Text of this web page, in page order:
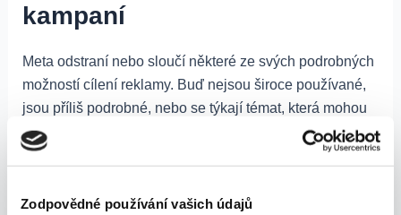
Zodpovědné používání vašich údajů
kampaní
Meta odstraní nebo sloučí některé ze svých podrobných
možností cílení reklamy. Buď nejsou široce používané,
jsou příliš podrobné, nebo se týkají témat, která mohou
lidé vnímat jako citlivá.
removing-detailed-targeting-options-ad-